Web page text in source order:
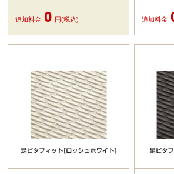
追加料金 0 円(税込) 追加料金